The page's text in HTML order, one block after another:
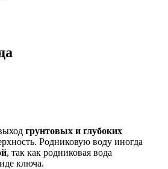
грунтовых и глубоких
Родниковую воду иногда
, так как родниковая вода
ключа.